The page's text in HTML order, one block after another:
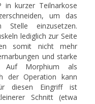
kurzer Teilnarkose
um das
einzusetzen.
lediglich zur Seite
somit nicht mehr
und starke
Auf Morphium als
der Operation kann
diesen Eingriff ist
Schnitt (etwa